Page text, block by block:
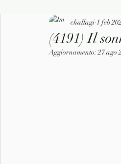
Classici lett. italiana
(4191) Il
challagi 1 feb
Aggiornamento:27 ago